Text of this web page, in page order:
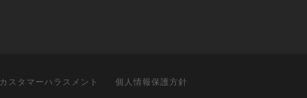
カスタマーハラスメント 個人情報保護方針